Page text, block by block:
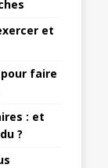
et
faire
: et
?